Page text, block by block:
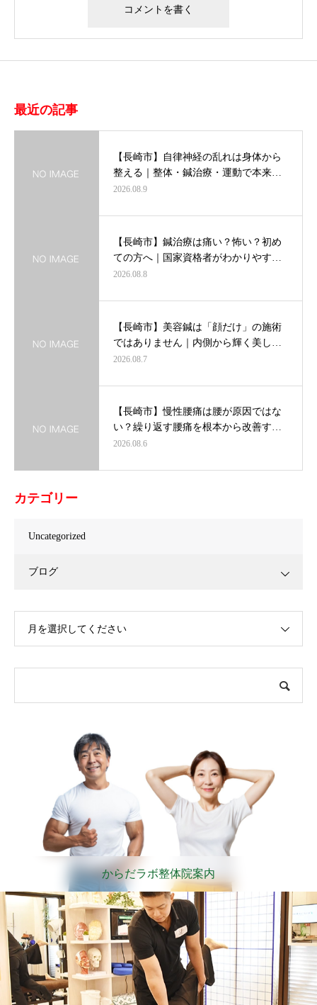
最近の記事
【長崎市】自律神経の乱れは身体から
整える｜整体・鍼治療・運動で本来…
2026.08.9
【長崎市】鍼治療は痛い？怖い？初め
ての方へ｜国家資格者がわかりやす…
2026.08.8
【長崎市】美容鍼は「顔だけ」の施術
ではありません｜内側から輝く美し…
2026.08.7
【長崎市】慢性腰痛は腰が原因ではな
い？繰り返す腰痛を根本から改善す…
2026.08.6
カテゴリー
Uncategorized
ブログ
月を選択してください
からだラボ整体院案内